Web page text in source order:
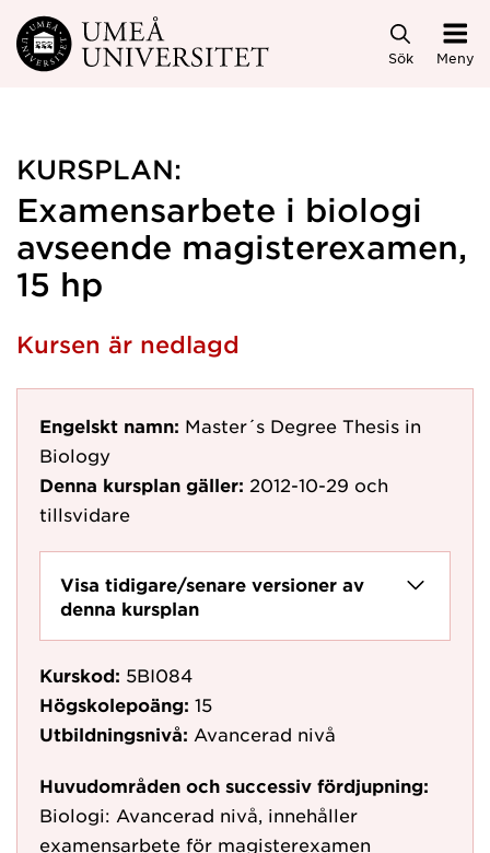
Hoppa direkt till innehållet
Sök Meny
KURSPLAN:
Examensarbete i biologi
avseende magisterexamen,
15 hp
Kursen är nedlagd
Engelskt namn: Master´s Degree Thesis in
Biology
Denna kursplan gäller: 2012-10-29 och
tillsvidare
Visa tidigare/senare versioner av
denna kursplan
Kurskod: 5BI084
Högskolepoäng: 15
Utbildningsnivå: Avancerad nivå
Huvudområden och successiv fördjupning:
Biologi: Avancerad nivå, innehåller
examensarbete för magisterexamen